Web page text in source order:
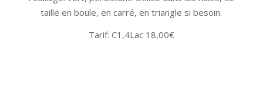
taille en boule, en carré, en triangle si besoin.
Tarif: C1,4Lac 18,00€